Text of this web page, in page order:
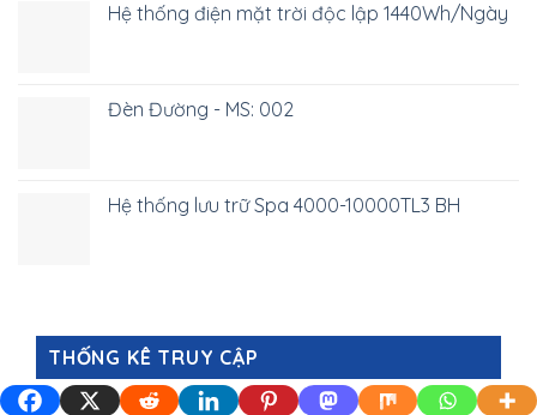
Hệ thống điện mặt trời độc lập 1440Wh/Ngày
Đèn Đường - MS: 002
Hệ thống lưu trữ Spa 4000-10000TL3 BH
THỐNG KÊ TRUY CẬP